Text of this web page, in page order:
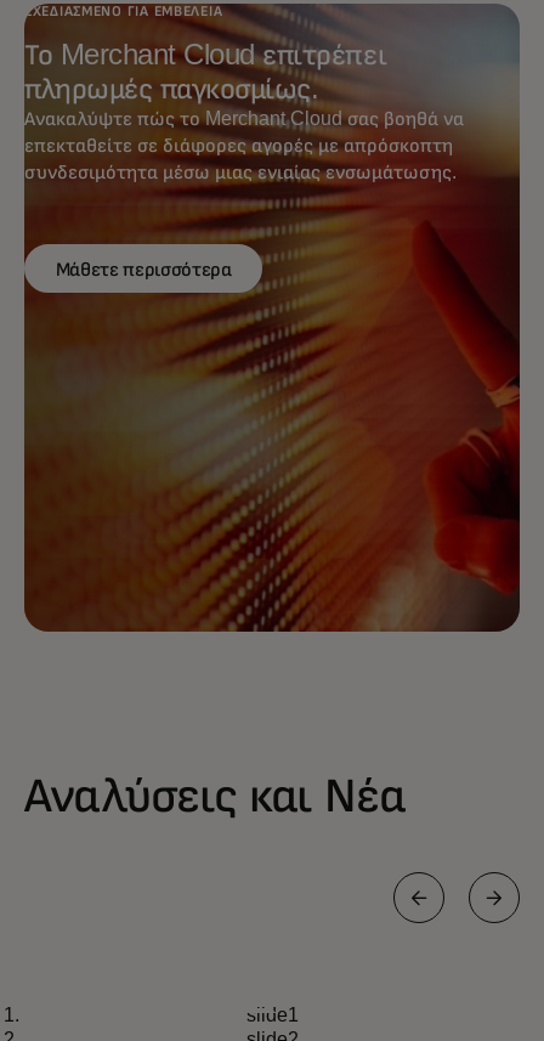
ΣΧΕΔΙΑΣΜΈΝΟ ΓΙΑ ΕΜΒΈΛΕΙΑ
Το Merchant Cloud επιτρέπει
πληρωμές παγκοσμίως.
Ανακαλύψτε πώς το Merchant Cloud σας βοηθά να
επεκταθείτε σε διάφορες αγορές με απρόσκοπτη
συνδεσιμότητα μέσω μιας ενιαίας ενσωμάτωσης.
Μάθετε περισσότερα
Αναλύσεις και Νέα
Επιβραβεύοντας την αφοσίωση σε
Μάθετε περισσότερα
slide1